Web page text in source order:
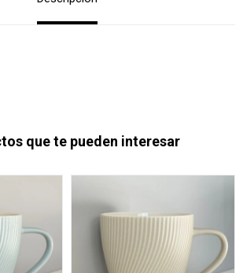
que te pueden interesar